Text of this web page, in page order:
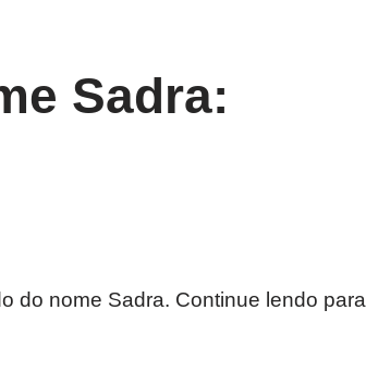
Sadra:
do nome Sadra. Continue lendo para